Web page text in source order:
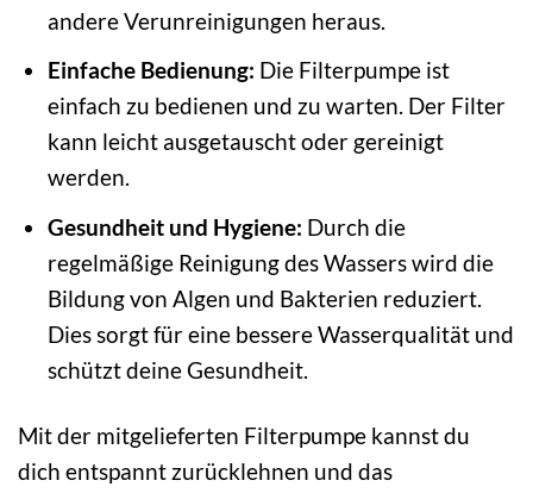
andere Verunreinigungen heraus.
Einfache Bedienung: Die Filterpumpe ist
einfach zu bedienen und zu warten. Der Filter
kann leicht ausgetauscht oder gereinigt
werden.
Gesundheit und Hygiene: Durch die
regelmäßige Reinigung des Wassers wird die
Bildung von Algen und Bakterien reduziert.
Dies sorgt für eine bessere Wasserqualität und
schützt deine Gesundheit.
Mit der mitgelieferten Filterpumpe kannst du
dich entspannt zurücklehnen und das